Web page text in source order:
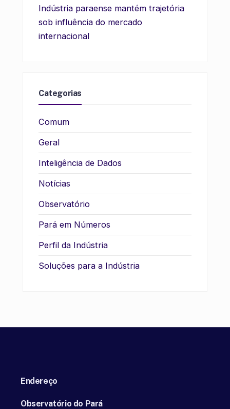
Indústria paraense mantém trajetória
sob influência do mercado
internacional
Categorias
Comum
Geral
Inteligência de Dados
Notícias
Observatório
Pará em Números
Perfil da Indústria
Soluções para a Indústria
Endereço
Observatório do Pará